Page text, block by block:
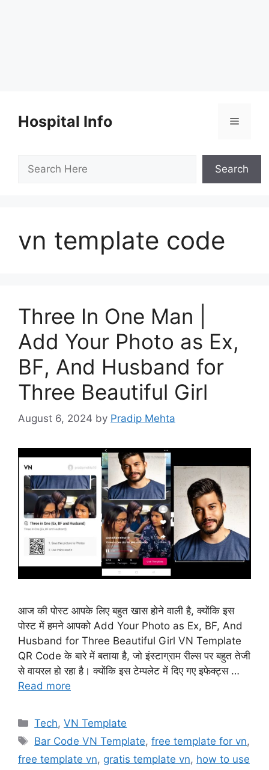
contentHospital Info Menu
Search
vn template code
Three In One Man |
Add Your Photo as Ex,
BF, And Husband for
Three Beautiful Girl
August 6, 2024 by Pradip Mehta
आज की पोस्ट आपके लिए बहुत खास होने वाली है, क्योंकि इस
पोस्ट में हमने आपको Add Your Photo as Ex, BF, And
Husband for Three Beautiful Girl VN Template
QR Code के बारे में बताया है, जो इंस्टाग्राम रील्स पर बहुत तेजी
से वायरल हो रहा है। क्योंकि इस टेम्पलेट में दिए गए इफेक्ट्स …
Read more
Categories
Tech,VN Template
Tags
Bar Code VN Template,free template for vn,
free template vn, gratis template vn, how to use